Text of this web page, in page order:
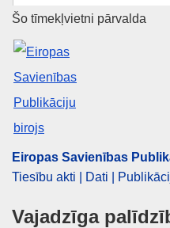
Released on EU
Eiropas
Šo tīmekļvietni pārvalda
Eiropas Savienības
Tiesību akti | Dati |
Vajadzīga